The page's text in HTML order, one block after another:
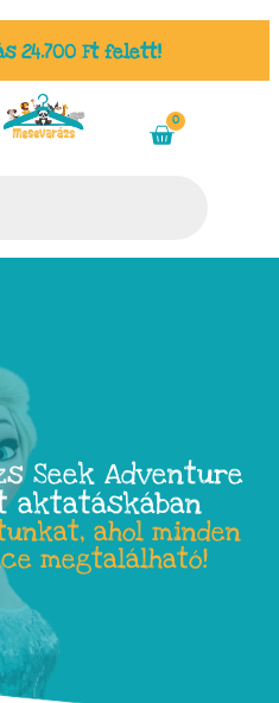
24.700 Ft felett!
0
Seek Adventure
ahol minden
megtalálható!